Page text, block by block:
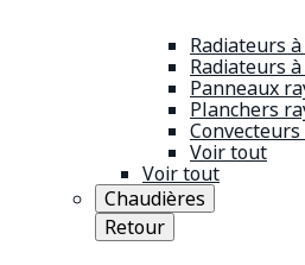
Radiateurs
Radiateurs
Panneaux
Planchers
Voir tout
Voir tout
Chaudières
Retour